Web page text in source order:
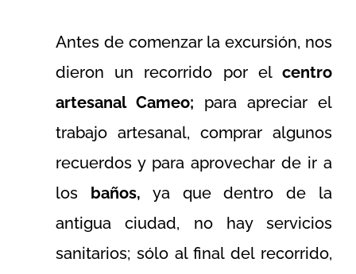
Antes de comenzar la excursión, nos
dieron un recorrido por el centro
artesanal Cameo; para apreciar el
trabajo artesanal, comprar algunos
recuerdos y para aprovechar de ir a
los baños, ya que dentro de la
antigua ciudad, no hay servicios
sanitarios; sólo al final del recorrido,